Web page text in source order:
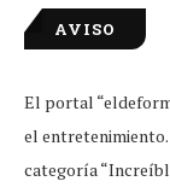
AVISO
El portal
el
categoría